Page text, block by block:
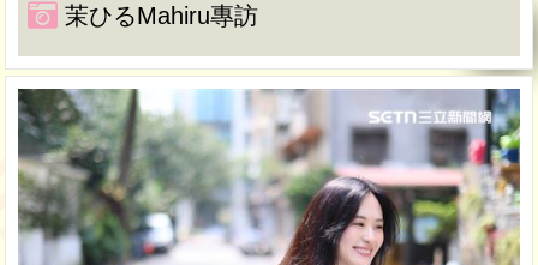
茉ひるMahiru專訪